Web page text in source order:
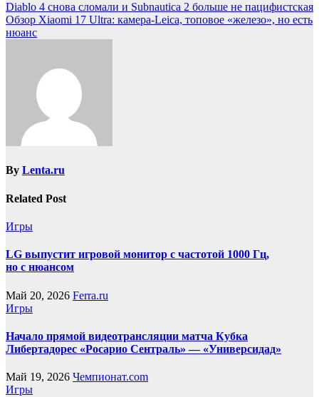
Diablo 4 снова сломали и Subnautica 2 больше не пацифистская
Обзор Xiaomi 17 Ultra: камера-Leica, топовое «железо», но есть
нюанс
By Lenta.ru
Related Post
Игры
LG выпустит игровой монитор с частотой 1000 Гц,
но с нюансом
Май 20, 2026 Ferra.ru
Игры
Начало прямой видеотрансляции матча Кубка
Либертадорес «Росарио Сентраль» — «Универсидад»
Май 19, 2026 Чемпионат.com
Игры